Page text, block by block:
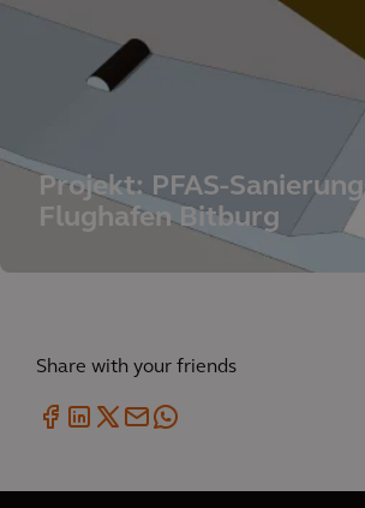
Projekt: PFAS-Sanierung
Flughafen Bitburg
Share with your friends